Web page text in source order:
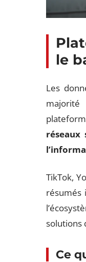
le
Les
majorité
réseaux
TikTok,
résumés
solutions
Ce